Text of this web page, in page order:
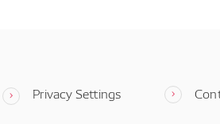
Privacy Settings